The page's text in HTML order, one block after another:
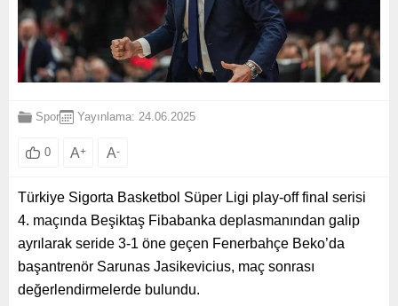
Spor Yayınlama: 24.06.2025
0 A+ A-
Türkiye Sigorta Basketbol Süper Ligi play-off final serisi
4. maçında Beşiktaş Fibabanka deplasmanından galip
ayrılarak seride 3-1 öne geçen Fenerbahçe Beko’da
başantrenör Sarunas Jasikevicius, maç sonrası
değerlendirmelerde bulundu.